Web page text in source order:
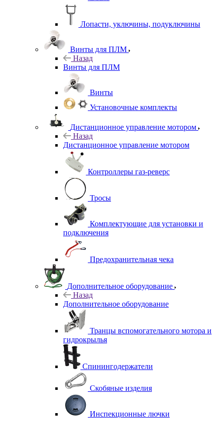
Лопасти, уключины, подуключины
Винты для ПЛМ
Назад
Винты для ПЛМ
Винты
Установочные комплекты
Дистанционное управление мотором
Назад
Дистанционное управление мотором
Контроллеры газ-реверс
Тросы
Комплектующие для установки и
подключения
Предохранительная чека
Дополнительное оборудование
Назад
Дополнительное оборудование
Транцы вспомогательного мотора и
гидрокрылья
Спинингодержатели
Скобяные изделия
Инспекционные лючки